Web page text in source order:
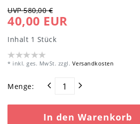
UVP 580,00 €
40,00 EUR
Inhalt 1 Stück
* inkl. ges. MwSt. zzgl. Versandkosten
Menge:
In den Warenkorb